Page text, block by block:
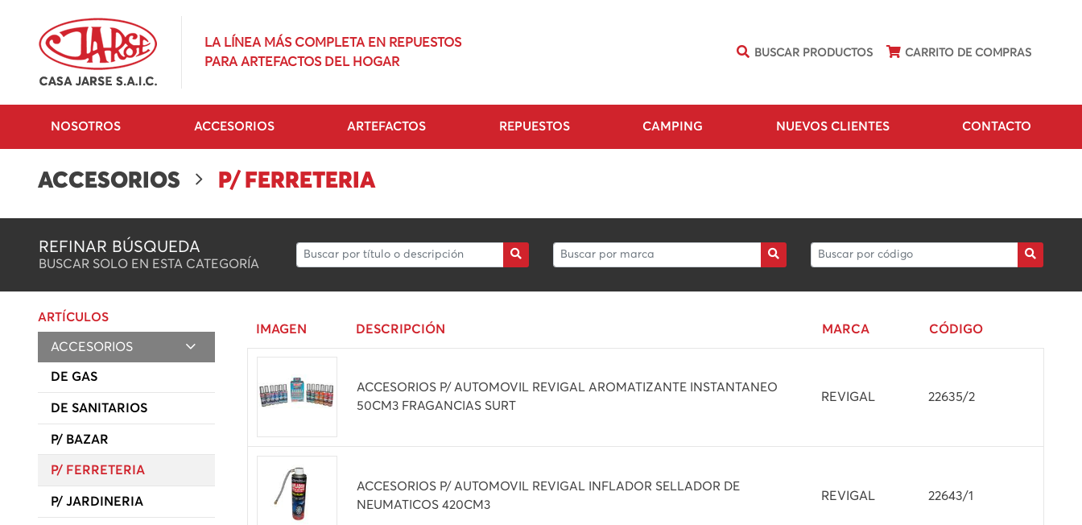
LA LÍNEA MÁS COMPLETA EN REPUESTOS
PARA ARTEFACTOS DEL HOGAR
BUSCAR PRODUCTOS CARRITO DE COMPRAS
NOSOTROS ACCESORIOS ARTEFACTOS REPUESTOS CAMPING NUEVOS CLIENTES CONTACTO
ACCESORIOS P/ FERRETERIA
REFINAR BÚSQUEDA
BUSCAR SOLO EN ESTA CATEGORÍA
ARTÍCULOS
ACCESORIOS
DE GAS
DE SANITARIOS
P/ BAZAR
P/ FERRETERIA
P/ JARDINERIA
IMAGEN DESCRIPCIÓN MARCA CÓDIGO
ACCESORIOS P/ AUTOMOVIL REVIGAL AROMATIZANTE INSTANTANEO
50CM3 FRAGANCIAS SURT
REVIGAL 22635/2
ACCESORIOS P/ AUTOMOVIL REVIGAL INFLADOR SELLADOR DE
NEUMATICOS 420CM3
REVIGAL 22643/1